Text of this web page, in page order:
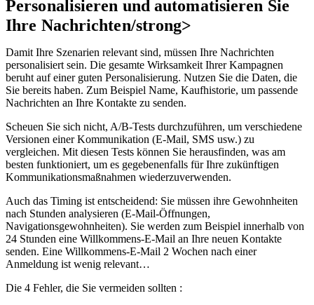
Personalisieren und automatisieren Sie
Ihre Nachrichten/strong>
Damit Ihre Szenarien relevant sind, müssen Ihre Nachrichten
personalisiert sein. Die gesamte Wirksamkeit Ihrer Kampagnen
beruht auf einer guten Personalisierung. Nutzen Sie die Daten, die
Sie bereits haben. Zum Beispiel Name, Kaufhistorie, um passende
Nachrichten an Ihre Kontakte zu senden.
Scheuen Sie sich nicht, A/B-Tests durchzuführen, um verschiedene
Versionen einer Kommunikation (E-Mail, SMS usw.) zu
vergleichen. Mit diesen Tests können Sie herausfinden, was am
besten funktioniert, um es gegebenenfalls für Ihre zukünftigen
Kommunikationsmaßnahmen wiederzuverwenden.
Auch das Timing ist entscheidend: Sie müssen ihre Gewohnheiten
nach Stunden analysieren (E-Mail-Öffnungen,
Navigationsgewohnheiten). Sie werden zum Beispiel innerhalb von
24 Stunden eine Willkommens-E-Mail an Ihre neuen Kontakte
senden. Eine Willkommens-E-Mail 2 Wochen nach einer
Anmeldung ist wenig relevant…
Die 4 Fehler, die Sie vermeiden sollten :